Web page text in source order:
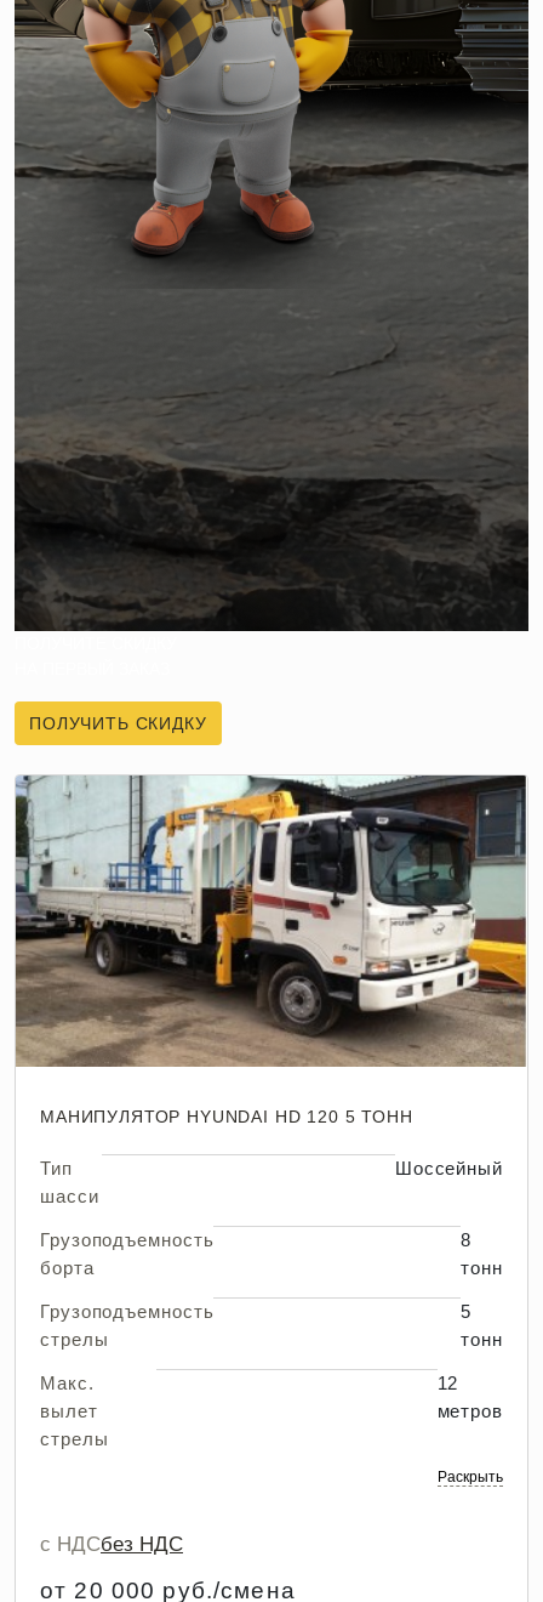
ПОЛУЧИТЬ СКИДКУ
МАНИПУЛЯТОР HYUNDAI HD 120 5 ТОНН
Тип
шасси
Шоссейный
Грузоподъемность
борта
8
тонн
Грузоподъемность
стрелы
5
тонн
Макс.
вылет
стрелы
12
метров
Раскрыть
с НДСбез НДС
от 20 000 руб./смена